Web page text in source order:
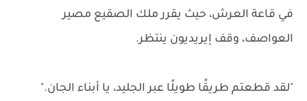
في قاعة العرش، حيث يقرر ملك الصقيع مصير
العواصف، وقف إيريديون ينتظر.
"لقد قطعتم طريقًا طويلًا عبر الجليد، يا أبناء الجان."